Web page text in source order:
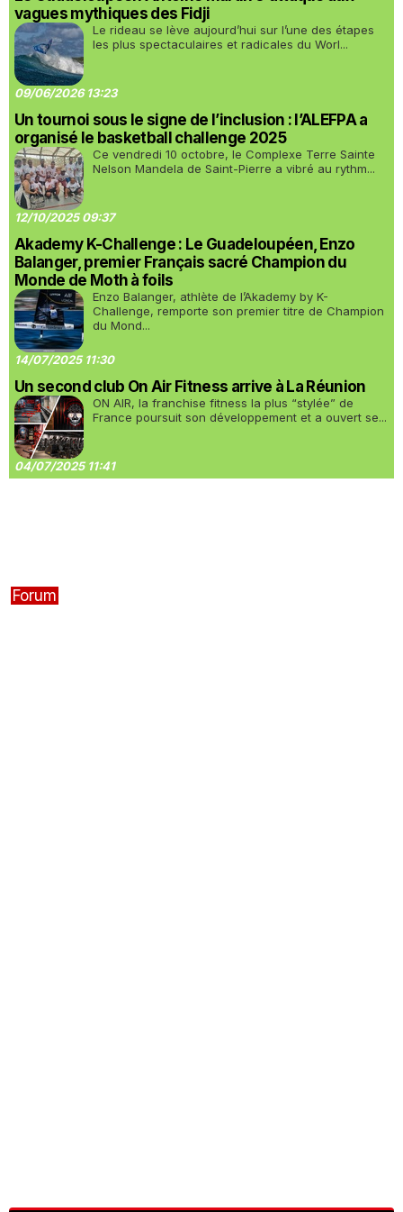
vagues mythiques des Fidji
Le rideau se lève aujourd’hui sur l’une des étapes
les plus spectaculaires et radicales du Worl...
09/06/2026 13:23
Un tournoi sous le signe de l’inclusion : l’ALEFPA a
organisé le basketball challenge 2025
Ce vendredi 10 octobre, le Complexe Terre Sainte
Nelson Mandela de Saint-Pierre a vibré au rythm...
12/10/2025 09:37
Akademy K-Challenge : Le Guadeloupéen, Enzo
Balanger, premier Français sacré Champion du
Monde de Moth à foils
Enzo Balanger, athlète de l’Akademy by K-
Challenge, remporte son premier titre de Champion
du Mond...
14/07/2025 11:30
Un second club On Air Fitness arrive à La Réunion
ON AIR, la franchise fitness la plus “stylée” de
France poursuit son développement et a ouvert se...
04/07/2025 11:41
Forum